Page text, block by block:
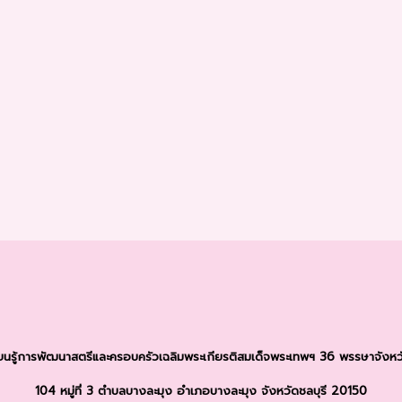
นรู้การพัฒนาสตรีและครอบครัวเฉลิมพระเกียรติสมเด็จพระเทพฯ 36 พรรษาจังห
104 หมู่ที่ 3 ตำบลบางละมุง อำเภอบางละมุง จังหวัดชลบุรี 20150